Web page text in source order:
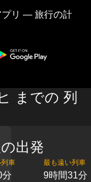
プリ — 旅行の計
までの 列
出発
車
分
最も遠い列車
9時間31分